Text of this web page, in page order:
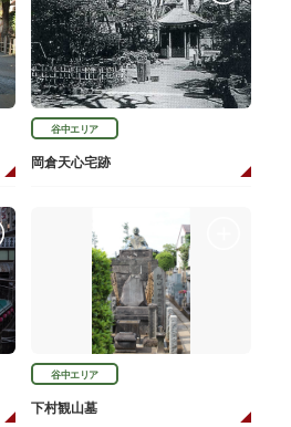
谷中エリア
岡倉天心宅跡
谷中エリア
下村観山墓